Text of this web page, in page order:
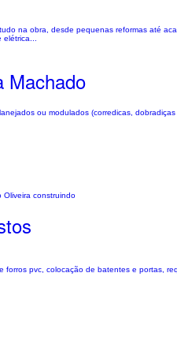
na obra, desde pequenas reformas até
Machado
ou modulados (corredicas,
Oliveira construindo
pvc, colocação de batentes e portas,